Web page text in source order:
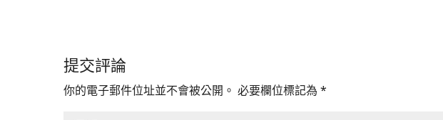
提交評論
你的電子郵件位址並不會被公開。 必要欄位標記為 *